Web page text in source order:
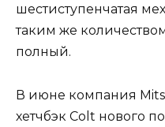
шестиступенчатая
таким же
полный.
В июне компания
хетчбэк Colt нового